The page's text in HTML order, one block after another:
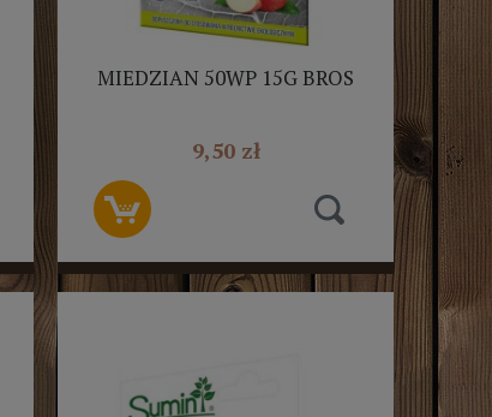
MIEDZIAN 50WP 15G BROS
9,50 zł